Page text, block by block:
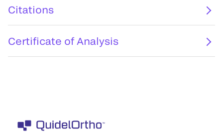
Citations
Certificate of Analysis